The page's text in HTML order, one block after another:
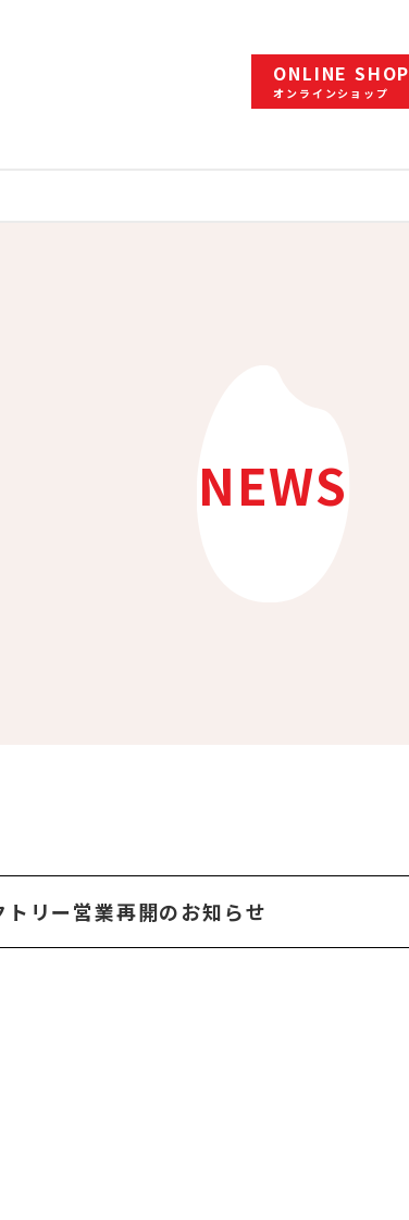
ONLINE SHOP
オンラインショップ
NEWS
リー営業再開のお知らせ